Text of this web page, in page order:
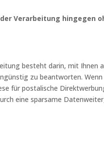
Verarbeitung hingegen
besteht darin, mit Ihnen
zu beantworten. Wenn
für postalische
eine sparsame